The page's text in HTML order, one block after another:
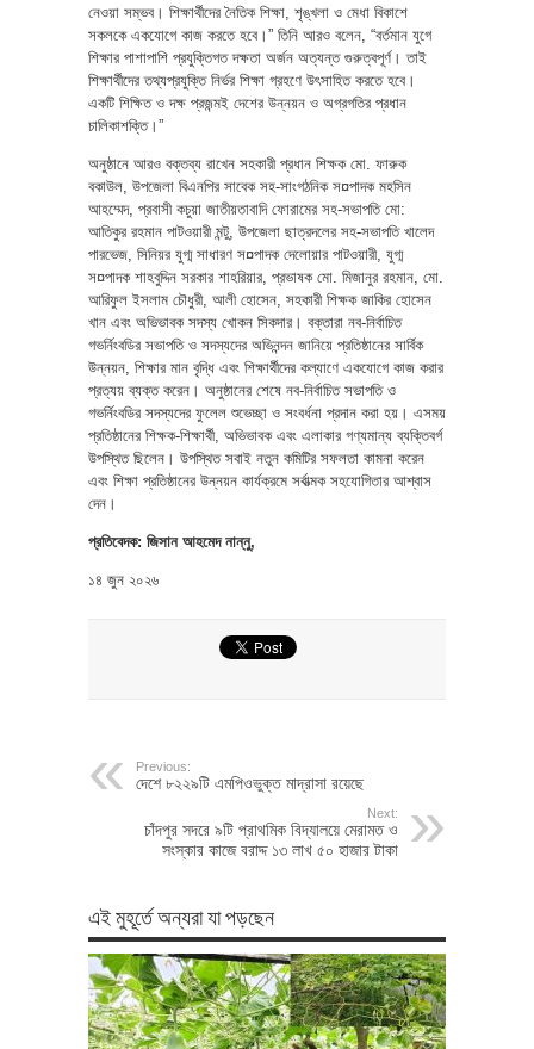
নেওয়া সম্ভব। শিক্ষার্থীদের নৈতিক শিক্ষা, শৃঙ্খলা ও মেধা বিকাশে
সকলকে একযোগে কাজ করতে হবে।” তিনি আরও বলেন, “বর্তমান যুগে
শিক্ষার পাশাপাশি প্রযুক্তিগত দক্ষতা অর্জন অত্যন্ত গুরুত্বপূর্ণ। তাই
শিক্ষার্থীদের তথ্যপ্রযুক্তি নির্ভর শিক্ষা গ্রহণে উৎসাহিত করতে হবে।
একটি শিক্ষিত ও দক্ষ প্রজন্মই দেশের উন্নয়ন ও অগ্রগতির প্রধান
চালিকাশক্তি।”
অনুষ্ঠানে আরও বক্তব্য রাখেন সহকারী প্রধান শিক্ষক মো. ফারুক
বকাউল, উপজেলা বিএনপির সাবেক সহ-সাংগঠনিক স¤পাদক মহসিন
আহম্মেদ, প্রবাসী কচুয়া জাতীয়তাবাদি ফোরামের সহ-সভাপতি মো:
আতিকুর রহমান পাটওয়ারী মন্টু, উপজেলা ছাত্রদলের সহ-সভাপতি খালেদ
পারভেজ, সিনিয়র যুগ্ম সাধারণ স¤পাদক দেলোয়ার পাটওয়ারী, যুগ্ম
স¤পাদক শাহবুদ্দিন সরকার শাহরিয়ার, প্রভাষক মো. মিজানুর রহমান, মো.
আরিফুল ইসলাম চৌধুরী, আলী হোসেন, সহকারী শিক্ষক জাকির হোসেন
খান এবং অভিভাবক সদস্য খোকন সিকদার। বক্তারা নব-নির্বাচিত
গভর্নিংবডির সভাপতি ও সদস্যদের অভিনন্দন জানিয়ে প্রতিষ্ঠানের সার্বিক
উন্নয়ন, শিক্ষার মান বৃদ্ধি এবং শিক্ষার্থীদের কল্যাণে একযোগে কাজ করার
প্রত্যয় ব্যক্ত করেন। অনুষ্ঠানের শেষে নব-নির্বাচিত সভাপতি ও
গভর্নিংবডির সদস্যদের ফুলেল শুভেচ্ছা ও সংবর্ধনা প্রদান করা হয়। এসময়
প্রতিষ্ঠানের শিক্ষক-শিক্ষার্থী, অভিভাবক এবং এলাকার গণ্যমান্য ব্যক্তিবর্গ
উপস্থিত ছিলেন। উপস্থিত সবাই নতুন কমিটির সফলতা কামনা করেন
এবং শিক্ষা প্রতিষ্ঠানের উন্নয়ন কার্যক্রমে সর্বাত্মক সহযোগিতার আশ্বাস
দেন।
প্রতিবেদক: জিসান আহমেদ নান্নু,
১৪ জুন ২০২৬
Previous:
দেশে ৮২২৯টি এমপিওভুক্ত মাদ্রাসা রয়েছে
Next:
চাঁদপুর সদরে ৯টি প্রাথমিক বিদ্যালয়ে মেরামত ও
সংস্কার কাজে বরাদ্দ ১৩ লাখ ৫০ হাজার টাকা
এই মুহূর্তে অন্যরা যা পড়ছেন